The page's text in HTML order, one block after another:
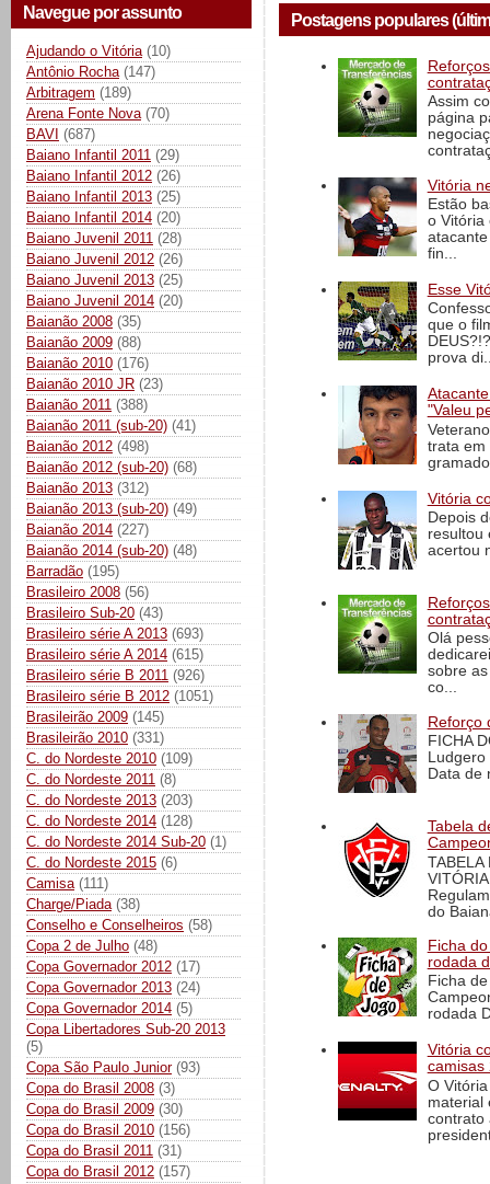
Navegue por assunto
Ajudando o Vitória (10)
Antônio Rocha (147)
Arbitragem (189)
Arena Fonte Nova (70)
BAVI (687)
Baiano Infantil 2011 (29)
Baiano Infantil 2012 (26)
Baiano Infantil 2013 (25)
Baiano Infantil 2014 (20)
Baiano Juvenil 2011 (28)
Baiano Juvenil 2012 (26)
Baiano Juvenil 2013 (25)
Baiano Juvenil 2014 (20)
Baianão 2008 (35)
Baianão 2009 (88)
Baianão 2010 (176)
Baianão 2010 JR (23)
Baianão 2011 (388)
Baianão 2011 (sub-20) (41)
Baianão 2012 (498)
Baianão 2012 (sub-20) (68)
Baianão 2013 (312)
Baianão 2013 (sub-20) (49)
Baianão 2014 (227)
Baianão 2014 (sub-20) (48)
Barradão (195)
Brasileiro 2008 (56)
Brasileiro Sub-20 (43)
Brasileiro série A 2013 (693)
Brasileiro série A 2014 (615)
Brasileiro série B 2011 (926)
Brasileiro série B 2012 (1051)
Brasileirão 2009 (145)
Brasileirão 2010 (331)
C. do Nordeste 2010 (109)
C. do Nordeste 2011 (8)
C. do Nordeste 2013 (203)
C. do Nordeste 2014 (128)
C. do Nordeste 2014 Sub-20 (1)
C. do Nordeste 2015 (6)
Camisa (111)
Charge/Piada (38)
Conselho e Conselheiros (58)
Copa 2 de Julho (48)
Copa Governador 2012 (17)
Copa Governador 2013 (24)
Copa Governador 2014 (5)
Copa Libertadores Sub-20 2013
(5)
Copa São Paulo Junior (93)
Copa do Brasil 2008 (3)
Copa do Brasil 2009 (30)
Copa do Brasil 2010 (156)
Copa do Brasil 2011 (31)
Copa do Brasil 2012 (157)
Postagens populares
Assim
página
Vitória
Estão
o Vitória
fin...
Esse
que o
prova
"Valeu
trata em
Vitória
Depois
resultou
acertou
Olá
sobre
co...
Reforço
FICHA
Data de
Tabela
TABELA
do
Ficha
rodada
Ficha
rodada
Vitória
camisas
O
material
contrato